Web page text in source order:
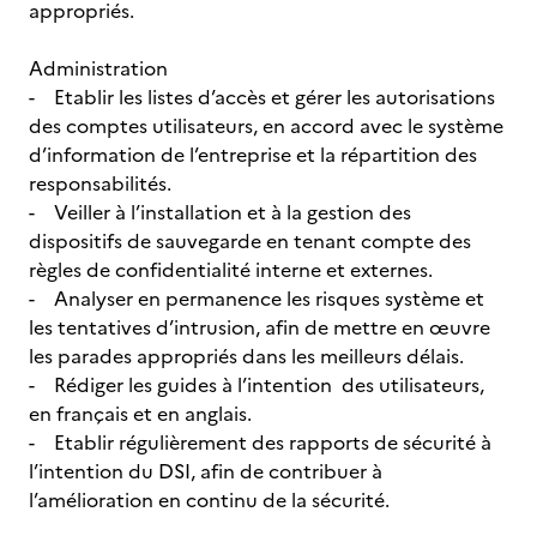
appropriés.
Administration
- Etablir les listes d’accès et gérer les autorisations
des comptes utilisateurs, en accord avec le système
d’information de l’entreprise et la répartition des
responsabilités.
- Veiller à l’installation et à la gestion des
dispositifs de sauvegarde en tenant compte des
règles de confidentialité interne et externes.
- Analyser en permanence les risques système et
les tentatives d’intrusion, afin de mettre en œuvre
les parades appropriés dans les meilleurs délais.
- Rédiger les guides à l’intention des utilisateurs,
en français et en anglais.
- Etablir régulièrement des rapports de sécurité à
l’intention du DSI, afin de contribuer à
l’amélioration en continu de la sécurité.